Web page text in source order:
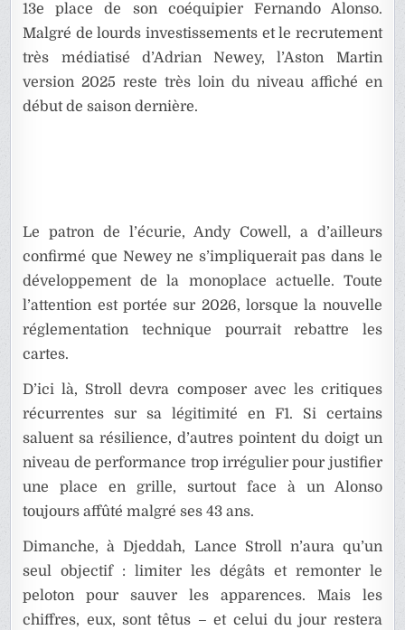
13e place de son coéquipier Fernando Alonso.
Malgré de lourds investissements et le recrutement
très médiatisé d’Adrian Newey, l’Aston Martin
version 2025 reste très loin du niveau affiché en
début de saison dernière.
Le patron de l’écurie, Andy Cowell, a d’ailleurs
confirmé que Newey ne s’impliquerait pas dans le
développement de la monoplace actuelle. Toute
l’attention est portée sur 2026, lorsque la nouvelle
réglementation technique pourrait rebattre les
cartes.
D’ici là, Stroll devra composer avec les critiques
récurrentes sur sa légitimité en F1. Si certains
saluent sa résilience, d’autres pointent du doigt un
niveau de performance trop irrégulier pour justifier
une place en grille, surtout face à un Alonso
toujours affûté malgré ses 43 ans.
Dimanche, à Djeddah, Lance Stroll n’aura qu’un
seul objectif : limiter les dégâts et remonter le
peloton pour sauver les apparences. Mais les
chiffres, eux, sont têtus – et celui du jour restera